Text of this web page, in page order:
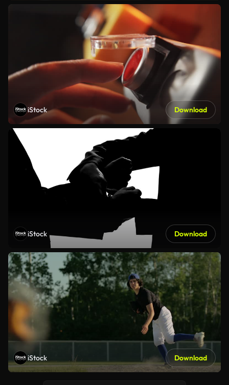
iStock Download
iStock Download
iStock Download